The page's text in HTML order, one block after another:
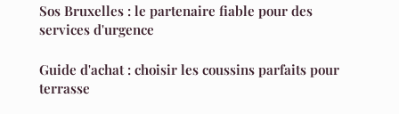
Sos Bruxelles : le partenaire fiable pour des
services d'urgence
Guide d'achat : choisir les coussins parfaits pour
terrasse